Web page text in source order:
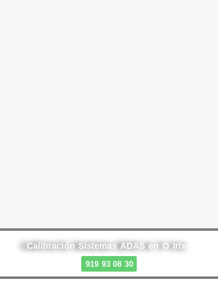
Calibración Sistemas ADAS en O Irixo
919 93 08 30